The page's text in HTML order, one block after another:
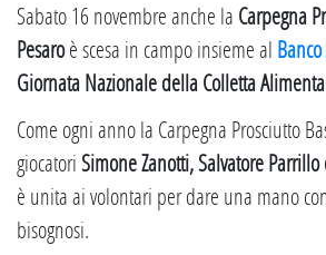
Sabato 16 novembre anche la Carpegna
Pesaroè scesa in campo insieme al
Giornata Nazionale della Colletta
Come ogni anno la Carpegna Prosciutto
giocatoriSimone Zanotti, Salvatore
è unita ai volontari per dare una mano
bisognosi.